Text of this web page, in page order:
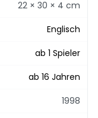
22 × 30 × 4 cm
Englisch
ab 1 Spieler
ab 16 Jahren
1998